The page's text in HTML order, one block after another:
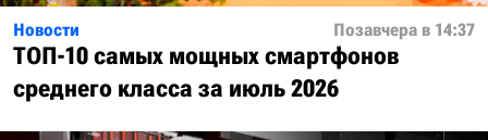
Новости Позавчера в 14:37
ТОП-10 самых мощных смартфонов
среднего класса за июль 2026